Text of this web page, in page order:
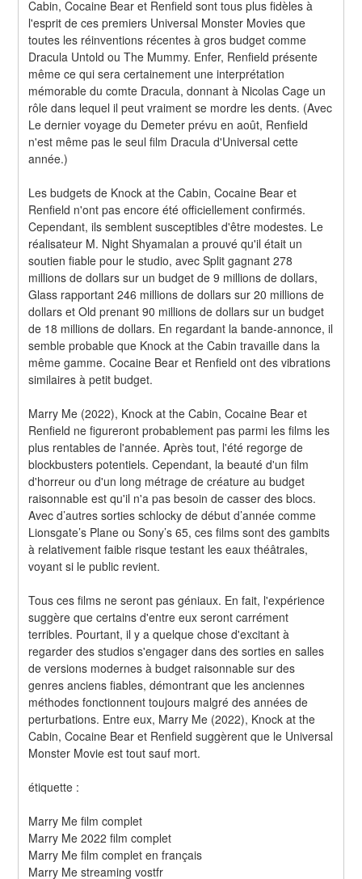
Cabin, Cocaine Bear et Renfield sont tous plus fidèles à
l'esprit de ces premiers Universal Monster Movies que
toutes les réinventions récentes à gros budget comme
Dracula Untold ou The Mummy. Enfer, Renfield présente
même ce qui sera certainement une interprétation
mémorable du comte Dracula, donnant à Nicolas Cage un
rôle dans lequel il peut vraiment se mordre les dents. (Avec
Le dernier voyage du Demeter prévu en août, Renfield
n'est même pas le seul film Dracula d'Universal cette
année.)
Les budgets de Knock at the Cabin, Cocaine Bear et
Renfield n'ont pas encore été officiellement confirmés.
Cependant, ils semblent susceptibles d'être modestes. Le
réalisateur M. Night Shyamalan a prouvé qu'il était un
soutien fiable pour le studio, avec Split gagnant 278
millions de dollars sur un budget de 9 millions de dollars,
Glass rapportant 246 millions de dollars sur 20 millions de
dollars et Old prenant 90 millions de dollars sur un budget
de 18 millions de dollars. En regardant la bande-annonce, il
semble probable que Knock at the Cabin travaille dans la
même gamme. Cocaine Bear et Renfield ont des vibrations
similaires à petit budget.
Marry Me (2022), Knock at the Cabin, Cocaine Bear et
Renfield ne figureront probablement pas parmi les films les
plus rentables de l'année. Après tout, l'été regorge de
blockbusters potentiels. Cependant, la beauté d'un film
d'horreur ou d'un long métrage de créature au budget
raisonnable est qu'il n'a pas besoin de casser des blocs.
Avec d’autres sorties schlocky de début d’année comme
Lionsgate’s Plane ou Sony’s 65, ces films sont des gambits
à relativement faible risque testant les eaux théâtrales,
voyant si le public revient.
Tous ces films ne seront pas géniaux. En fait, l'expérience
suggère que certains d'entre eux seront carrément
terribles. Pourtant, il y a quelque chose d'excitant à
regarder des studios s'engager dans des sorties en salles
de versions modernes à budget raisonnable sur des
genres anciens fiables, démontrant que les anciennes
méthodes fonctionnent toujours malgré des années de
perturbations. Entre eux, Marry Me (2022), Knock at the
Cabin, Cocaine Bear et Renfield suggèrent que le Universal
Monster Movie est tout sauf mort.
étiquette :
Marry Me film complet
Marry Me 2022 film complet
Marry Me film complet en français
Marry Me streaming vostfr